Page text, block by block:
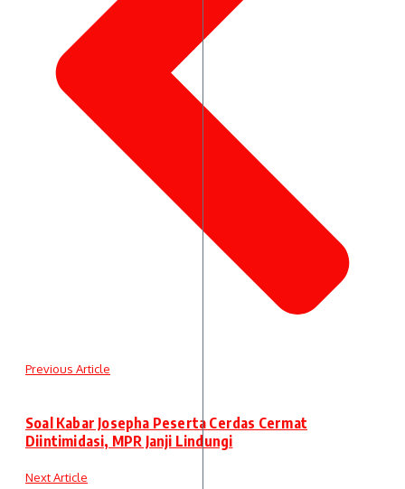
Previous Article
Soal Kabar Josepha Peserta Cerdas Cermat
Diintimidasi, MPR Janji Lindungi
Next Article